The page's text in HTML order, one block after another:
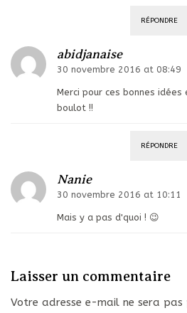
RÉPONDRE
abidjanaise
30 novembre 2016 at 08:49
Merci pour ces bonnes
boulot !!
RÉPONDRE
Nanie
30 novembre 2016 at 10:11
Mais y a pas d'quoi ! 😉
Laisser un commentaire
Votre adresse e-mail ne sera pas